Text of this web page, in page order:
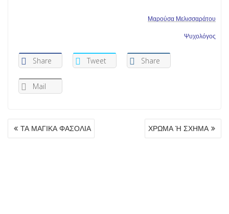
Μαρούσα Μελισσαράτου
Ψυχολόγος
Share Tweet Share
Mail
ΠΛΟΉΓΗΣΗ
ΆΡΘΡΩΝ
ΤΑ ΜΑΓΙΚΑ ΦΑΣΟΛΙΑ ΧΡΩΜΑ Ή ΣΧΗΜΑ